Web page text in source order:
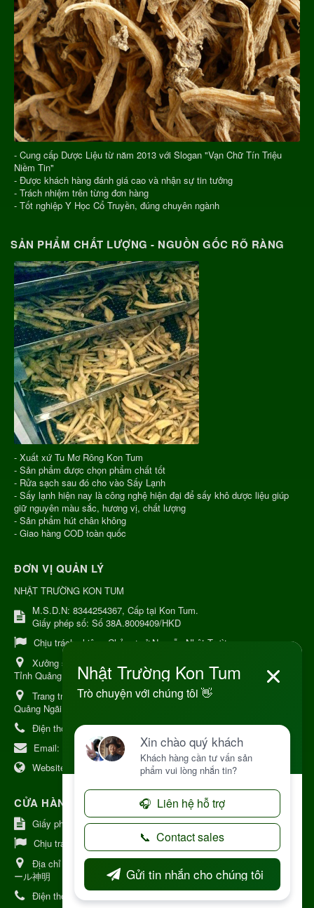
- Cung cấp Dược Liệu từ năm 2013 với Slogan "Vạn Chữ Tín Triệu
Niềm Tin"
- Được khách hàng đánh giá cao và nhận sự tin tưởng
- Trách nhiệm trên từng đơn hàng
- Tốt nghiệp Y Học Cổ Truyền, đúng chuyên ngành
SẢN PHẨM CHẤT LƯỢNG - NGUỒN GỐC RÕ RÀNG
- Xuất xứ Tu Mơ Rông Kon Tum
- Sản phẩm được chọn phẩm chất tốt
- Rửa sạch sau đó cho vào Sấy Lạnh
- Sấy lạnh hiện nay là công nghệ hiện đại để sấy khô dược liệu giúp
giữ nguyên màu sắc, hương vị, chất lượng
- Sản phẩm hút chân không
- Giao hàng COD toàn quốc
ĐƠN VỊ QUẢN LÝ
NHẬT TRƯỜNG KON TUM
M.S.D.N: 8344254367, Cấp tại Kon Tum.
Giấy phép số: Số 38A.8009409/HKD
Chịu trách nhiệm: Chủ cơ sở Nguyễn Nhật Trường
Xưởng sản xuất:
Tỉnh Quảng Ngải
Trang trại Dược Liệu Hữu Cơ:Khu 37 Hộ Xã Măng Đen Tỉnh
Quảng Ngãi
Điện thoại:+84 906968923
Email:
kinhdoanh@nhattruongkontum.com
Website:
https://www.nhattruongkontum.com
CỬA HÀNG GIỚI THIỆU TẠI NHẬT BẢN
Giấy phép số: 080-9475-1379
Chịu trách nhiệm:
MR THƯƠNG
Địa chỉ Nhật Bản:
日本 愛知県刈谷市神明町6丁目308番地 ファミ
ール神明
Điện thoại:080-9475-1379